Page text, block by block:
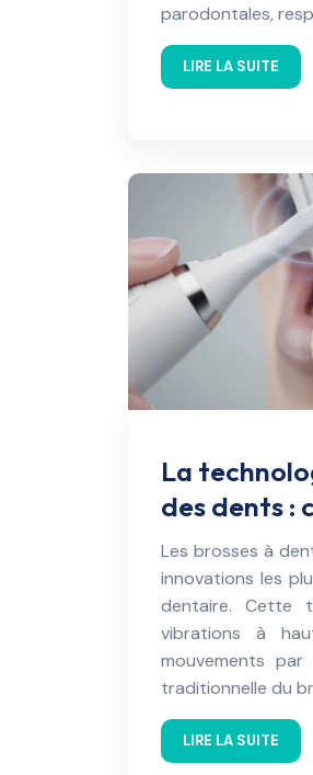
parodontales,
LIRE LA SUITE
La
des dents :
Les brosses à
innovations les
dentaire. Cette
vibrations à
mouvements par
traditionnelle du
LIRE LA SUITE